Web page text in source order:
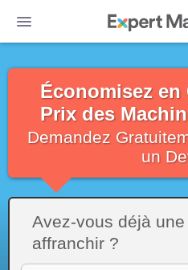
Économisez en
Prix des
Demandez
un
Avez-vous déjà
affranchir ?